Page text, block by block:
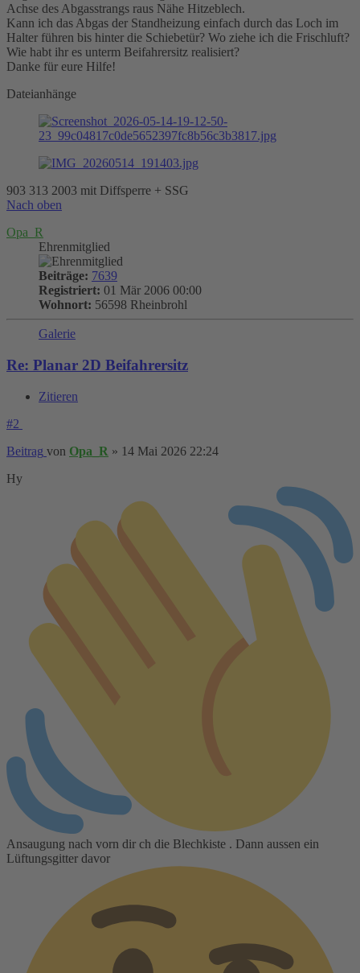
Achse des Abgasstrangs raus Nähe Hitzeblech.
Kann ich das Abgas der Standheizung einfach durch das Loch im
Halter führen bis hinter die Schiebetür? Wo ziehe ich die Frischluft?
Wie habt ihr es unterm Beifahrersitz realisiert?
Danke für eure Hilfe!
Dateianhänge
903 313 2003 mit Diffsperre + SSG
Nach oben
Opa_R
Ehrenmitglied
Beiträge: 7639
Registriert: 01 Mär 2006 00:00
Wohnort: 56598 Rheinbrohl
Galerie
Re: Planar 2D Beifahrersitz
Zitieren
#2
Beitrag von Opa_R » 14 Mai 2026 22:24
Hy
Ansaugung nach vorn dir ch die Blechkiste . Dann aussen ein
Lüftungsgitter davor